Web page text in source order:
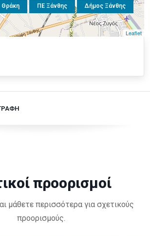
Θράκη ΠΕ Ξάνθης Δήμος Ξάνθης
Leaflet
προορισμοί
μάθετε περισσότερα για σχετικούς
προορισμούς.